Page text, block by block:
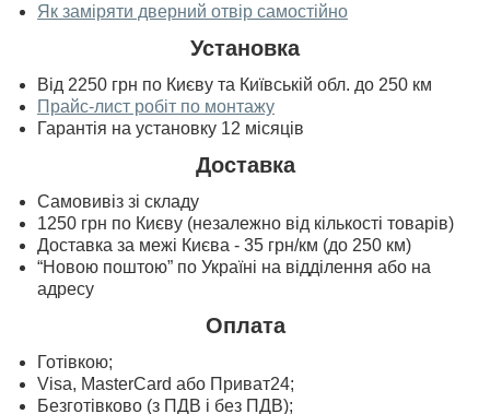
Як заміряти дверний отвір самостійно
Установка
Від 2250 грн по Києву та Київській обл. до 250 км
Прайс-лист робіт по монтажу
Гарантія на установку 12 місяців
Доставка
Самовивіз зі складу
1250 грн по Києву (незалежно від кількості товарів)
Доставка за межі Києва - 35 грн/км (до 250 км)
“Новою поштою” по Україні на відділення або на
адресу
Оплата
Готівкою;
Visa, MasterСard або Приват24;
Безготівково (з ПДВ і без ПДВ);